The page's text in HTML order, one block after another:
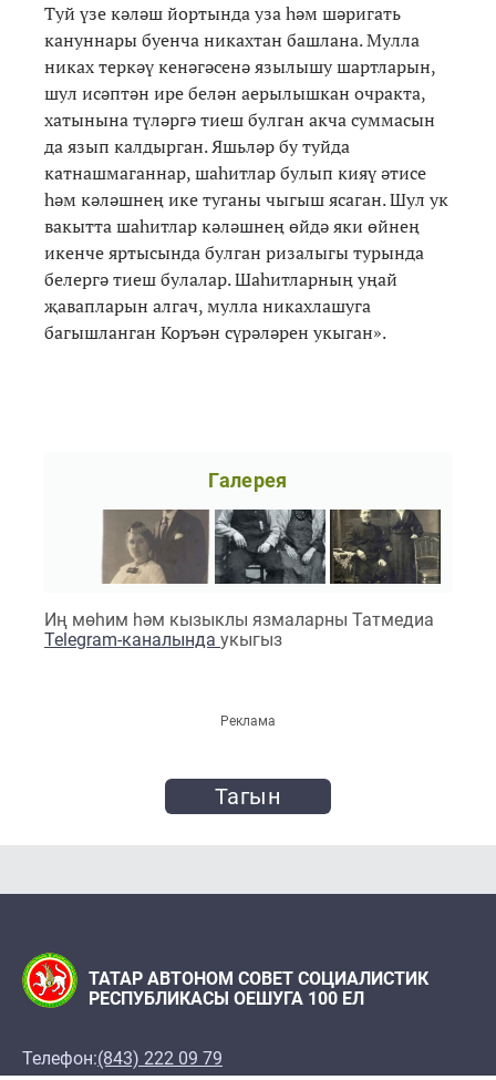
Туй үзе кәләш йортында уза һәм шәригать
кануннары буенча никахтан башлана. Мулла
никах теркәү кенәгәсенә язылышу шартларын,
шул исәптән ире белән аерылышкан очракта,
хатынына түләргә тиеш булган акча суммасын
да язып калдырган. Яшьләр бу туйда
катнашмаганнар, шаһитлар булып кияү әтисе
һәм кәләшнең ике туганы чыгыш ясаган. Шул ук
вакытта шаһитлар кәләшнең өйдә яки өйнең
икенче яртысында булган ризалыгы турында
белергә тиеш булалар. Шаһитларның уңай
җавапларын алгач, мулла никахлашуга
багышланган Коръән сүрәләрен укыган».
Галерея
Иң мөһим һәм кызыклы язмаларны Татмедиа
Telegram-каналында укыгыз
Реклама
Тагын
ТАТАР АВТОНОМ СОВЕТ СОЦИАЛИСТИК
РЕСПУБЛИКАСЫ ОЕШУГА 100 ЕЛ
Телефон:(843) 222 09 79